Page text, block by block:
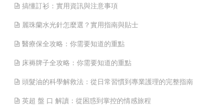
搞懂訂衫：實用資訊與注意事項
麗珠蘭水光針怎麼選？實用指南與貼士
醫療保全攻略：你需要知道的重點
床褥牌子全攻略：你需要知道的重點
頭髮油的科學解救法：從日常習慣到專業護理的完整指南
英超 盤 口 解讀：從困惑到掌控的情感旅程